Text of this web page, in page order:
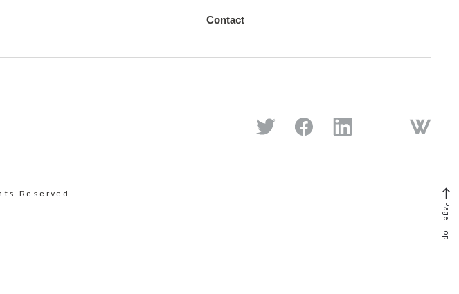
Contact
Reserved.
Page Top